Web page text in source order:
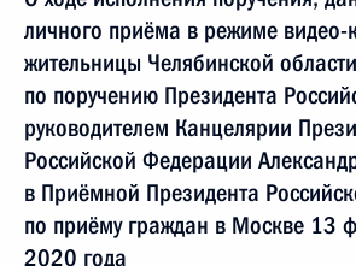
личного приёма в режиме видео-
жительницы Челябинской
по поручению Президента
руководителем Канцелярии
Российской Федерации
в Приёмной Президента
по приёму граждан в Москве 13
2020 года